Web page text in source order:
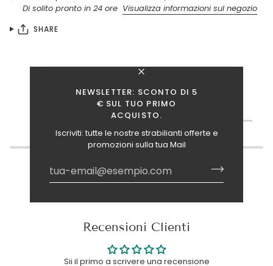
NEWSLETTER: SCONTO DI 5
€ SUL TUO PRIMO
ACQUISTO.
Iscriviti: tutte le nostre strabilianti offerte e
promozioni sulla tua Mail
Di solito pronto in 24 ore Visualizza informazioni sul negozio
SHARE
TI INTERESSANO ANCHE QUESTI ARTICOLI?
Recensioni Clienti
Sii il primo a scrivere una recensione